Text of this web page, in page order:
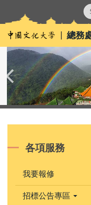
到
主
容
區
總務
各項服務
我要報修
招標公告專區